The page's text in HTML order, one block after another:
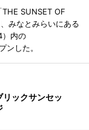
SUNSET OF
みなとみらいにある
）内の
ンした。
ックサンセッ